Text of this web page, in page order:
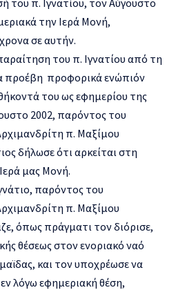
την Ιερά Μονή,
σε αυτήν.
του π. Ιγνατίου από τη
προέβη προφορικά ενώπιόν
του ως εφημερίου της
2002, παρόντος του
π. Μαξίμου
δήλωσε ότι αρκείται στη
μας Μονή.
παρόντος του
π. Μαξίμου
όπως πράγματι τον διόρισε,
θέσεως στον ενοριακό ναό
και τον υποχρέωσε να
λόγω εφημεριακή θέση,